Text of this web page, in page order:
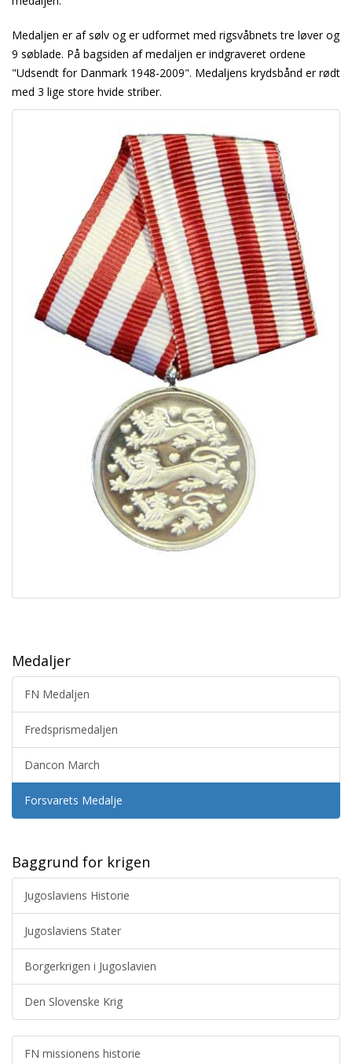
Medaljen er af sølv og er udformet med rigsvåbnets tre løver og
9 søblade. På bagsiden af medaljen er indgraveret ordene
"Udsendt for Danmark 1948-2009". Medaljens krydsbånd er rødt
med 3 lige store hvide striber.
Medaljer
FN Medaljen
Fredsprismedaljen
Dancon March
Forsvarets Medalje
Baggrund for krigen
Jugoslaviens Historie
Jugoslaviens Stater
Borgerkrigen i Jugoslavien
Den Slovenske Krig
FN missionens historie